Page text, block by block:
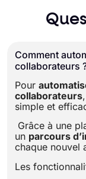
Comment
collaborateurs
Pour
collaborateurs
simple et
Grâce à une
un parcours
chaque nouvel
Les